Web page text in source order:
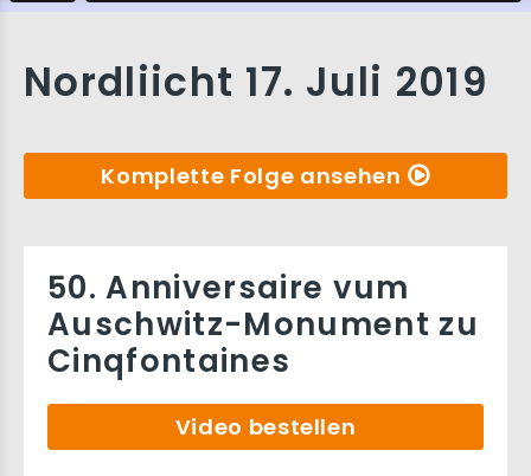
Nordliicht 17. Juli 2019
Komplette Folge ansehen
50. Anniversaire vum
Auschwitz-Monument zu
Cinqfontaines
Video bestellen